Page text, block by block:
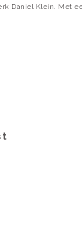
Daniel Klein. Met